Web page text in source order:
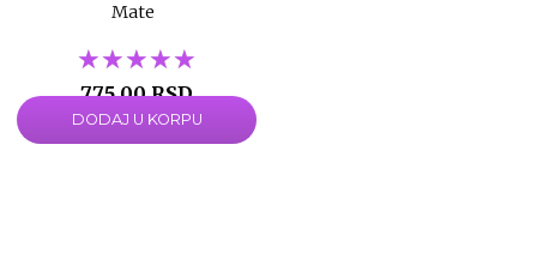
Mate
★★★★★
★★★★★
★★★★★
775,00 RSD
1.550,00 RSD
DODAJ U KORPU